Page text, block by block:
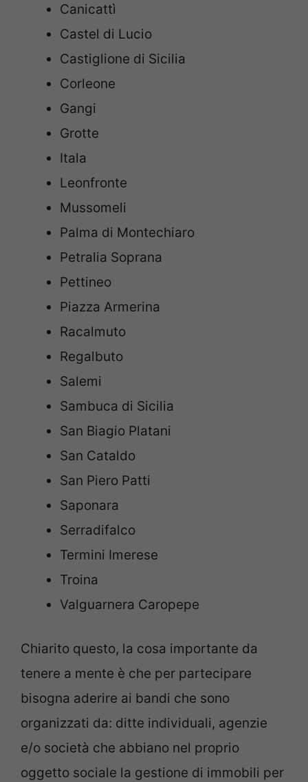
Canicattì
Castel di Lucio
Castiglione di Sicilia
Corleone
Gangi
Grotte
Itala
Leonfronte
Mussomeli
Palma di Montechiaro
Petralia Soprana
Pettineo
Piazza Armerina
Racalmuto
Regalbuto
Salemi
Sambuca di Sicilia
San Biagio Platani
San Cataldo
San Piero Patti
Saponara
Serradifalco
Termini Imerese
Troina
Valguarnera Caropepe
Chiarito questo, la cosa importante da
tenere a mente è che per partecipare
bisogna aderire ai bandi che sono
organizzati da: ditte individuali, agenzie
e/o società che abbiano nel proprio
oggetto sociale la gestione di immobili per